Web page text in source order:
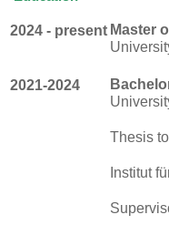
2024 - present Master
2021-2024
Thesis
Institut